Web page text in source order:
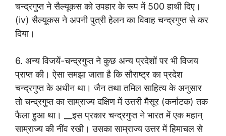
चन्द्रगुप्त ने सैल्यूकस को उपहार के रूप में 500 हाथी दिए।
(iv) सैल्यूकस ने अपनी पुत्री हेलन का विवाह चन्द्रगुप्त से कर
दिया।
6. अन्य विजयें-चन्द्रगुप्त ने कुछ अन्य प्रदेशों पर भी विजय
प्राप्त की। ऐसा समझा जाता है कि सौराष्ट्र का प्रदेश
चन्द्रगुप्त के अधीन था। जैन तथा तमिल साहित्य के अनुसार
तो चन्द्रगुप्त का साम्राज्य दक्षिण में उत्तरी मैसूर (कर्नाटक) तक
फैला हुआ था। __इस प्रकार चन्द्रगुप्त ने भारत में एक महान्
साम्राज्य की नींव रखी। उसका साम्राज्य उत्तर में हिमाचल से